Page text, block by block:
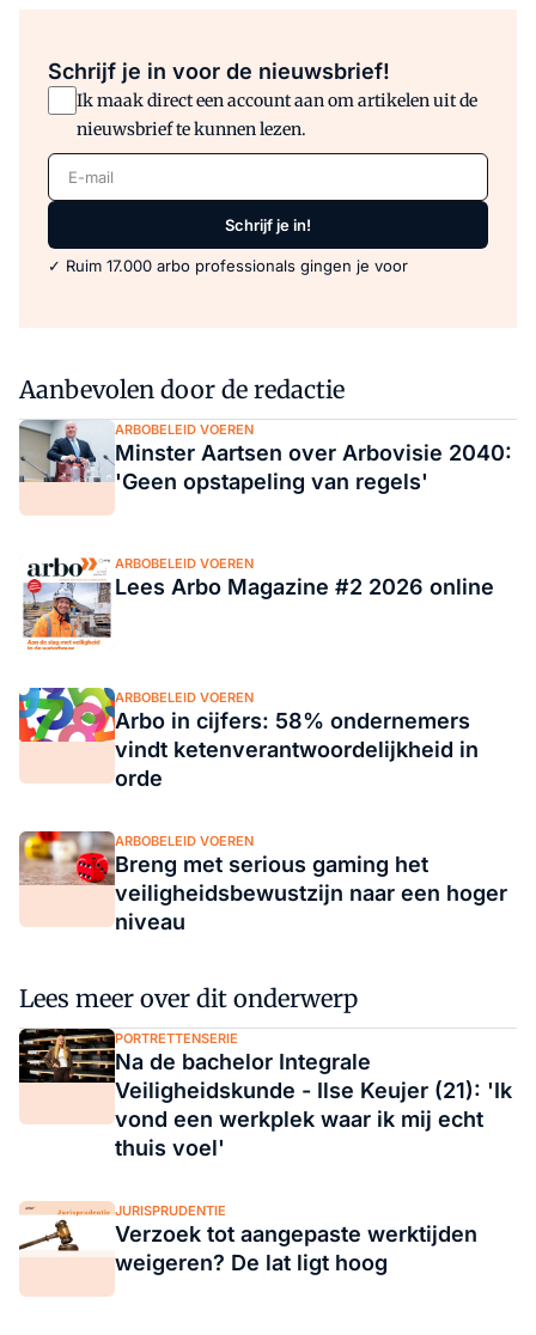
Schrijf je in voor de nieuwsbrief!
Ik maak direct een account aan om artikelen uit de
nieuwsbrief te kunnen lezen.
E-mail
Schrijf je in!
✓ Ruim 17.000 arbo professionals gingen je voor
Aanbevolen door de redactie
ARBOBELEID VOEREN
Minster Aartsen over Arbovisie 2040:
'Geen opstapeling van regels'
ARBOBELEID VOEREN
Lees Arbo Magazine #2 2026 online
ARBOBELEID VOEREN
Arbo in cijfers: 58% ondernemers
vindt ketenverantwoordelijkheid in
orde
ARBOBELEID VOEREN
Breng met serious gaming het
veiligheidsbewustzijn naar een hoger
niveau
Lees meer over dit onderwerp
PORTRETTENSERIE
Na de bachelor Integrale
Veiligheidskunde - Ilse Keujer (21): 'Ik
vond een werkplek waar ik mij echt
thuis voel'
JURISPRUDENTIE
Verzoek tot aangepaste werktijden
weigeren? De lat ligt hoog